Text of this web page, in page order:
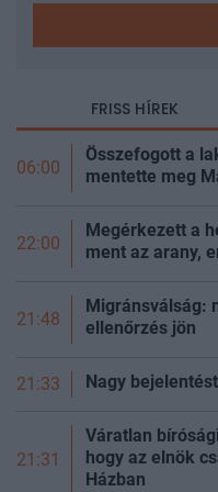
FRISS HÍREK
06:00
Összefogott a
mentette meg
22:00
Megérkezett a
ment az arany,
21:48
Migránsválság:
ellenőrzés jön
21:33 Nagy
21:31
Váratlan
hogy az elnök
Házban